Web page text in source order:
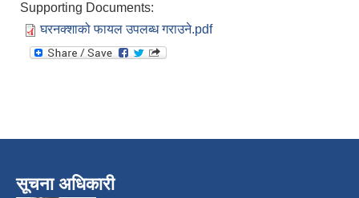
Supporting Documents:
घरनक्शाको फायल उपलब्ध गराउने.pdf
सूचना अधिकारी